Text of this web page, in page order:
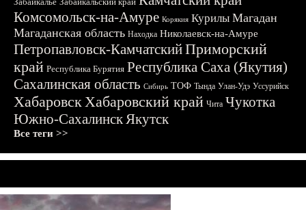
Комсомольск-на-Амуре Корякия Курилы Магадан
Магаданская область Находка Николаевск-на-Амуре
Петропавловск-КамчатскийПриморский
край Республика Бурятия Республика Саха (Якутия)
Сахалинская область Сибирь ТОФ Тында Улан-Удэ Уссурийск
ХабаровскХабаровский край Чита Чукотка
Южно-СахалинскЯкутск
Все теги >>